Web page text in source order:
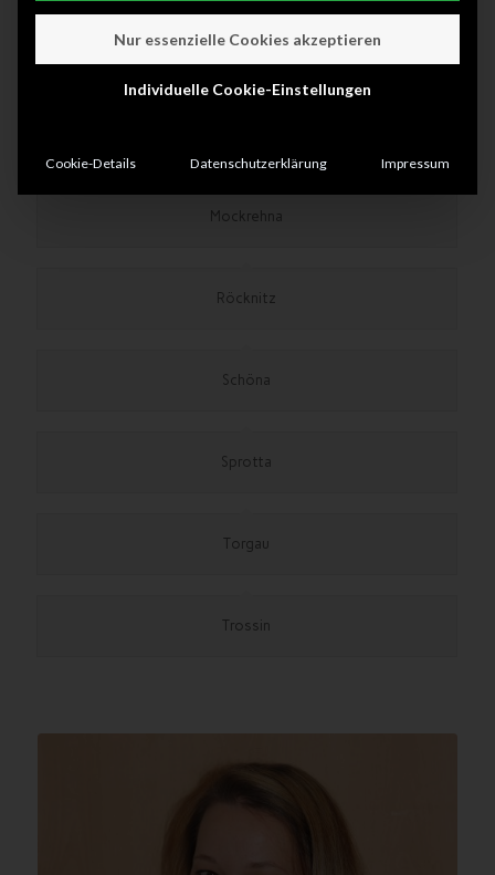
Mockrehna
Röcknitz
Schöna
Sprotta
Torgau
Trossin
Nur essenzielle Cookies akzeptieren
Individuelle Cookie-Einstellungen
Cookie-Details Datenschutzerklärung Impressum